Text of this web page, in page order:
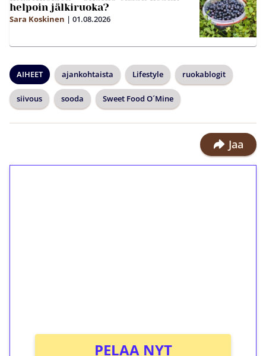
helpoin jälkiruoka?
Sara Koskinen | 01.08.2026
AIHEET ajankohtaista Lifestyle ruokablogit
siivous sooda Sweet Food O´Mine
Jaa
PELAA NYT